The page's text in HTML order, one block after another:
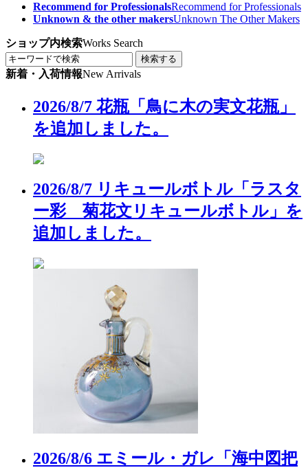
Recommend for ProfessionalsRecommend for Professionals
Unknown & the other makersUnknown The Other Makers
ショップ内検索Works Search
検索する
新着・入荷情報New Arrivals
2026/8/7 花瓶「鳥に木の実文花瓶」
を追加しました。
2026/8/7 リキュールボトル「ラスタ
ー彩 菊花文リキュールボトル」を
追加しました。
2026/8/6 エミール・ガレ「海中図把